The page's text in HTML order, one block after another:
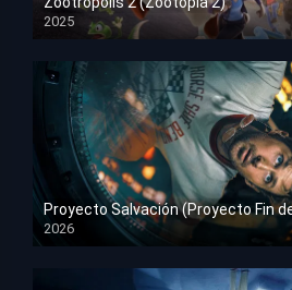
2025
HD 1080p
Proyecto Salvación (Proyecto Fin
2026
HD 1080p